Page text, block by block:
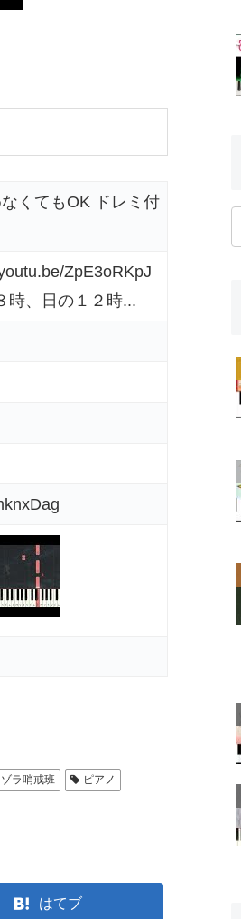
くてもOK ドレミ付
ZpE3oRKpJ
時、日の１２時...
ラ哨戒班 ピアノ
はてブ